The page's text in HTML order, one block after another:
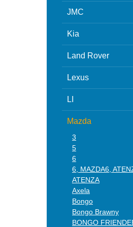
JMC
Kia
Land Rover
Lexus
LI
Mazda
3
5
6
6, MAZDA6,
ATENZA
Axela
Bongo
Bongo Brawny
BONGO